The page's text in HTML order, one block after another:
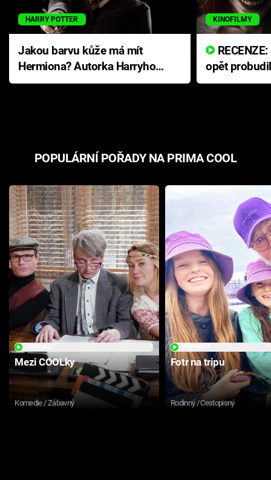
HARRY POTTER
Jakou barvu kůže má mít
Hermiona? Autorka Harryho
Pottera přišla s ráznou
KINOFILMY
opět
přichází s
POPULÁRNÍ POŘADY NA PRIMA COOL
Mezi COOLky
Komedie / Zábavný
Fotr na tripu
Rodinný / Cestopisný